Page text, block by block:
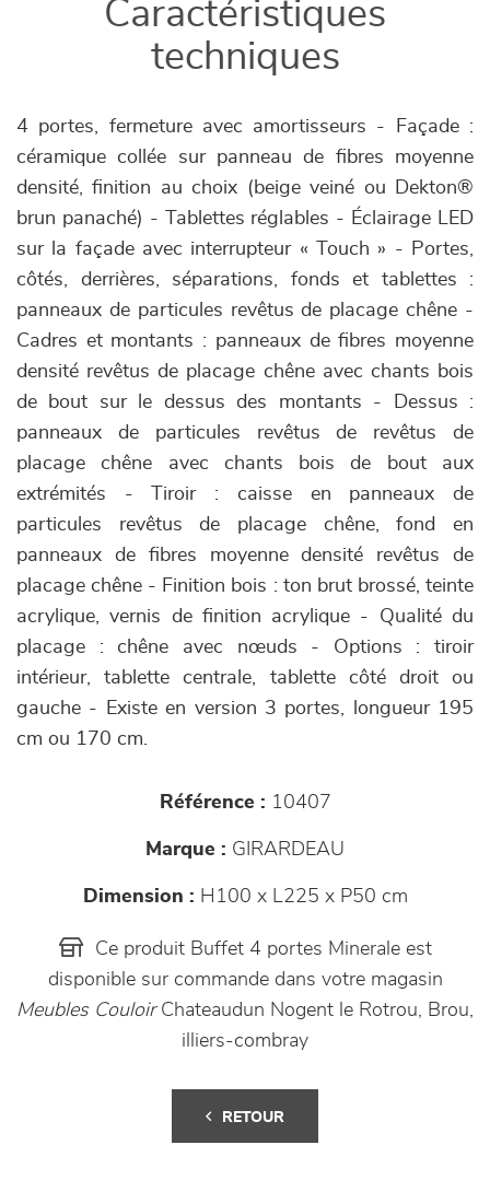
Caractéristiques
techniques
4 portes, fermeture avec amortisseurs - Façade :
céramique collée sur panneau de fibres moyenne
densité, finition au choix (beige veiné ou Dekton®
brun panaché) - Tablettes réglables - Éclairage LED
sur la façade avec interrupteur « Touch » - Portes,
côtés, derrières, séparations, fonds et tablettes :
panneaux de particules revêtus de placage chêne -
Cadres et montants : panneaux de fibres moyenne
densité revêtus de placage chêne avec chants bois
de bout sur le dessus des montants - Dessus :
panneaux de particules revêtus de revêtus de
placage chêne avec chants bois de bout aux
extrémités - Tiroir : caisse en panneaux de
particules revêtus de placage chêne, fond en
panneaux de fibres moyenne densité revêtus de
placage chêne - Finition bois : ton brut brossé, teinte
acrylique, vernis de finition acrylique - Qualité du
placage : chêne avec nœuds - Options : tiroir
intérieur, tablette centrale, tablette côté droit ou
gauche - Existe en version 3 portes, longueur 195
cm ou 170 cm.
Référence : 10407
Marque : GIRARDEAU
Dimension : H100 x L225 x P50 cm
Ce produit Buffet 4 portes Minerale est
disponible sur commande dans votre magasin
Meubles CouloirChateaudun Nogent le Rotrou, Brou,
illiers-combray
RETOUR